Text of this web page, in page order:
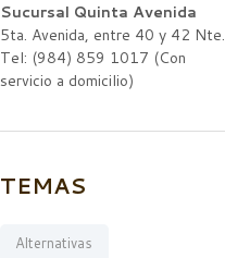
Sucursal Quinta Avenida
5ta. Avenida, entre 40 y 42 Nte.
Tel: (984) 859 1017 (Con
servicio a domicilio)
TEMAS
Alternativas